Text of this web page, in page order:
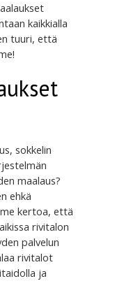
kaikkialla
tuuri, että
sokkelin
maalaus?
ehkä
kertoa, että
rivitalon
palvelun
rivitalot
ja